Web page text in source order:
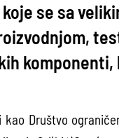
se sa
komponenti,
kao Društvo